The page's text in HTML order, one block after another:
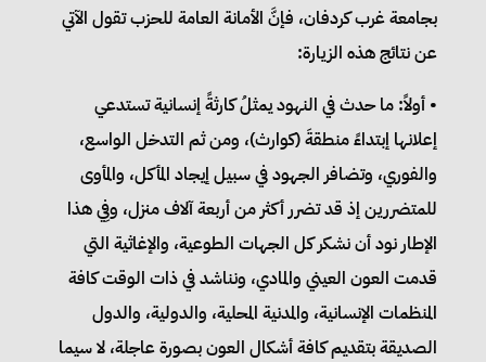
بجامعة غرب كردفان، فإنَّ الأمانة العامة للحزب تقول الآتي
عن نتائج هذه الزيارة:
• أولاً: ما حدث في النهود يمثلُ كارثةً إنسانية تستدعي
إعلانها إبتداءً منطقةَ (كوارث)، ومن ثم التدخل الواسع،
والفوري، وتضافر الجهود في سبيل إيجاد المأكل، والمأوى
للمتضررين إذ قد تضرر أكثر من أربعة آلاف منزل، وفِي هذا
الإطار نود أن نشكر كل الجهات الطوعية، والإغاثية التي
قدمت العون العيني والمادي، ونناشد في ذات الوقت كافة
المنظمات الإنسانية، والمدنية المحلية، والدولية، والدول
الصديقة بتقديم كافة أشكال العون بصورة عاجلة، لا سيما